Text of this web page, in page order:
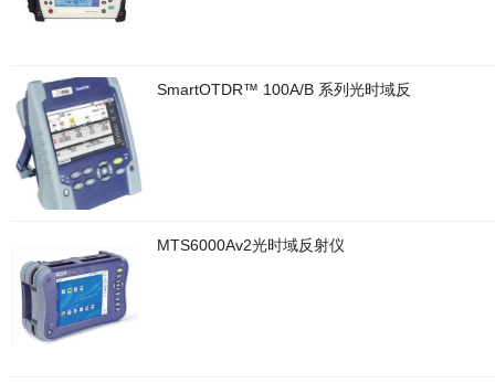
SmartOTDR™ 100A/B 系列光时域反
MTS6000Av2光时域反射仪